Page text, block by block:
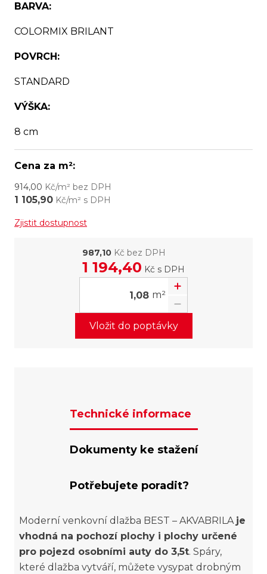
BARVA:
COLORMIX BRILANT
POVRCH:
STANDARD
VÝŠKA:
8 cm
Cena za m²:
914,00 Kč/m² bez DPH
1 105,90 Kč/m² s DPH
Zjistit dostupnost
987,10 Kč bez DPH
1 194,40 Kč s DPH
m²
Vložit do poptávky
Technické informace
Dokumenty ke stažení
Potřebujete poradit?
Moderní venkovní dlažba BEST – AKVABRILA je
vhodná na pochozí plochy i plochy určené
pro pojezd osobními auty do 3,5t. Spáry,
které dlažba vytváří, můžete vysypat drobným